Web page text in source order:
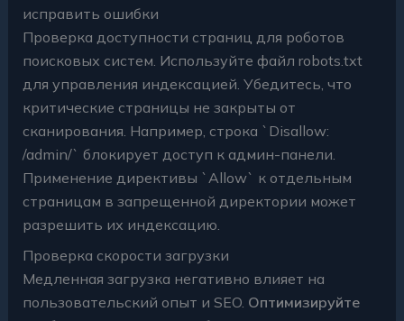
исправить ошибки
Проверка доступности страниц для роботов
поисковых систем. Используйте файл robots.txt
для управления индексацией. Убедитесь, что
критические страницы не закрыты от
сканирования. Например, строка `Disallow:
/admin/` блокирует доступ к админ-панели.
Применение директивы `Allow` к отдельным
страницам в запрещенной директории может
разрешить их индексацию.
Проверка скорости загрузки
Медленная загрузка негативно влияет на
пользовательский опыт и SEO. Оптимизируйте